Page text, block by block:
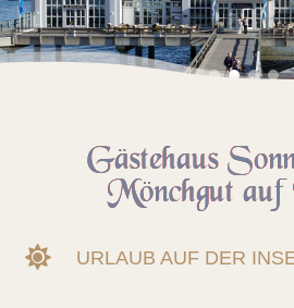
Gästehaus
Mönchgut
 URLAUB AUF DER